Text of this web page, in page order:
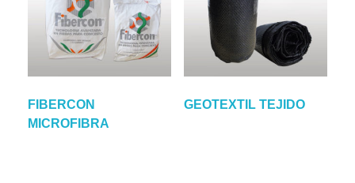
FIBERCON
MICROFIBRA
GEOTEXTIL TEJIDO